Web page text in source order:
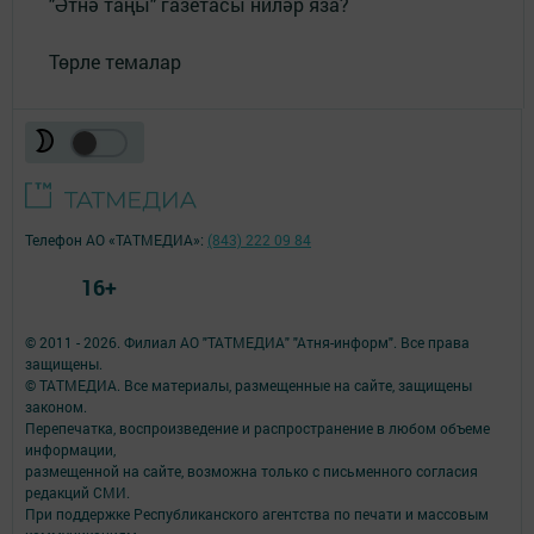
Төрле темалар
© 2011 - 2026. Филиал АО "ТАТМЕДИА" "Атня-информ". Все права
защищены.
© ТАТМЕДИА. Все материалы, размещенные на сайте, защищены
законом.
Перепечатка, воспроизведение и распространение в любом объеме
информации,
размещенной на сайте, возможна только с письменного согласия
редакций СМИ.
При поддержке Республиканского агентства по печати и массовым
Телефон АО «ТАТМЕДИА»: (843) 222 09 84
16+